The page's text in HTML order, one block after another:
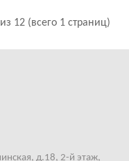
12 (всего 1 страниц)
д.18, 2-й этаж,